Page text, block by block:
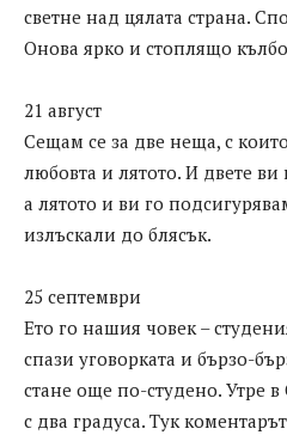
светне над цялата страна.
Онова ярко и стоплящо
21 август
Сещам се за две неща, с
любовта и лятото. И двете
а лятото и ви го
излъскали до блясък.
25 септември
Ето го нашия човек –
спази уговорката и бързо-
стане още по-студено. Утре
с два градуса. Тук